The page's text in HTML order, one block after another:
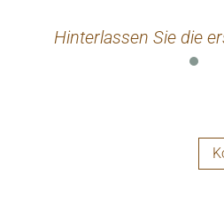
Hinterlassen Sie die